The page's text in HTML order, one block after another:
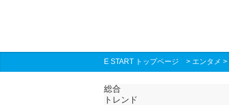
E START トップページ > エンタメ >
総合
トレンド